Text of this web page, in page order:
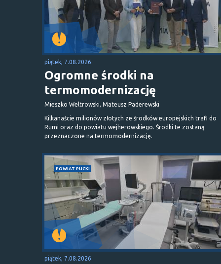
piątek, 7.08.2026
Ogromne środki na
termomodernizację
Mieszko Weltrowski, Mateusz Paderewski
Kilkanaście milionów złotych ze środków europejskich trafi do
Rumi oraz do powiatu wejherowskiego. Środki te zostaną
przeznaczone na termomodernizację.
POWIAT PUCKI
piątek, 7.08.2026